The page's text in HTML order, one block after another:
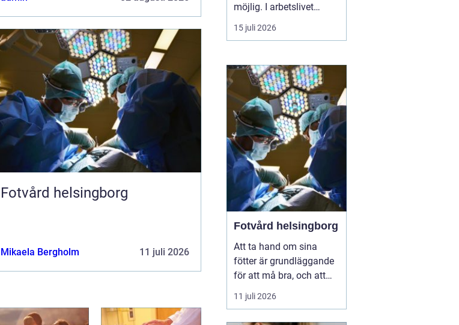
Fotvård helsingborg
Mikaela Bergholm 11 juli 2026
möjlig. I arbetslivet
betyder det att skapa
förutsättningar för
arbeta, må bra och orka
över tid. I Skåne växer
behovet av strukturerad
rehabilitering, smarta
arbetsplatsanalyser och
hållb...
15 juli 2026
Fotvård helsingborg
Att ta hand om sina
fötter är grundläggande
för att må bra, och att
unna sig professionell
fotvård kan vara en
11 juli 2026